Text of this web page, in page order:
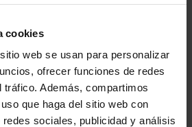
cookies
web se usan para personalizar
ofrecer funciones de redes
Además, compartimos
que haga del sitio web con
sociales, publicidad y análisis
important que informis el teu
o tens sospita d’estar-ho.
si tens al·lèrgia al gadolini o a
així com qualsevol problema
influir en l’ús del contrast.